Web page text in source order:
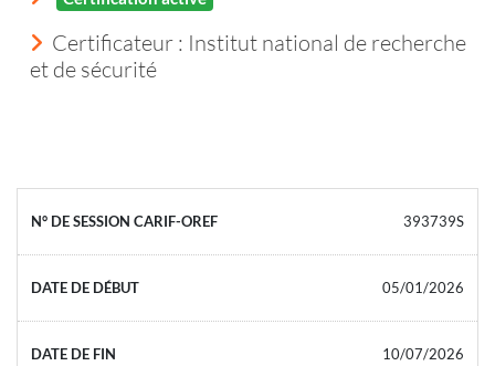
Certificateur : Institut national de recherche
et de sécurité
393739S
05/01/2026
10/07/2026